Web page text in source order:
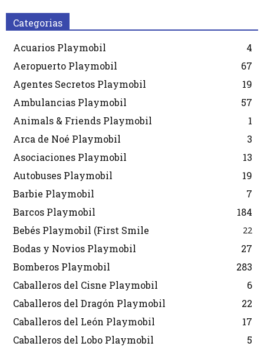
Categorias
Acuarios Playmobil
4
Aeropuerto Playmobil
67
Agentes Secretos Playmobil
19
Ambulancias Playmobil
57
Animals & Friends Playmobil
1
Arca de Noé Playmobil
3
Asociaciones Playmobil
13
Autobuses Playmobil
19
Barbie Playmobil
7
Barcos Playmobil
184
Bebés Playmobil (First Smile
22
Bodas y Novios Playmobil
27
Bomberos Playmobil
283
Caballeros del Cisne Playmobil
6
Caballeros del Dragón Playmobil
22
Caballeros del León Playmobil
17
Caballeros del Lobo Playmobil
5